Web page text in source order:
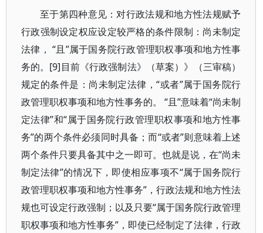
至于第四种意见：对行政法规和地方性法规赋予
行政强制设定权应设定较严格的条件限制：尚未制定
法律， “且”属于国务院行政管理职权事项和地方性事
务的。[9]目前《行政强制法》（草案）》（三审稿）
规定的条件是：尚未制定法律，“或者”属于国务院行
政管理职权事项和地方性事务的。 “且”意味着“尚未制
定法律”和“属于国务院行政管理职权事项和地方性事
务”的两个条件必须同时具备；而“或者”则意味着上述
两个条件只要具备其中之一即可。也就是说，在“尚未
制定法律”的情况下，即使相应事项不“属于国务院行
政管理职权事项和地方性事务”，行政法规和地方性法
规也可设定行政强制；以及只要“属于国务院行政管理
职权事项和地方性事务”，即使已经制定了法律，行政